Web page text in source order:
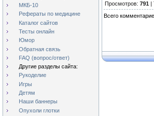
МКБ-10
Рефераты по медицине
Каталог сайтов
Тесты онлайн
Юмор
Обратная связь
FAQ (вопрос/ответ)
Другие разделы сайта:
Рукоделие
Игры
Детям
Наши баннеры
Опухоли глотки
Просмотров: 791 |
Всего